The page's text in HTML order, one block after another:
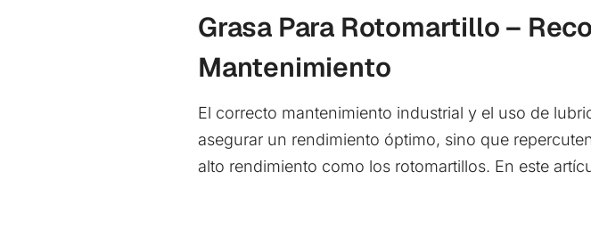
Grasa Para Rotomartillo –
Mantenimiento
El correcto mantenimiento industrial y el uso de
asegurar un rendimiento óptimo, sino que
alto rendimiento como los rotomartillos. En este